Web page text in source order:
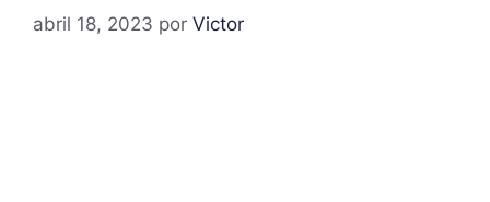
abril 18, 2023 por Victor